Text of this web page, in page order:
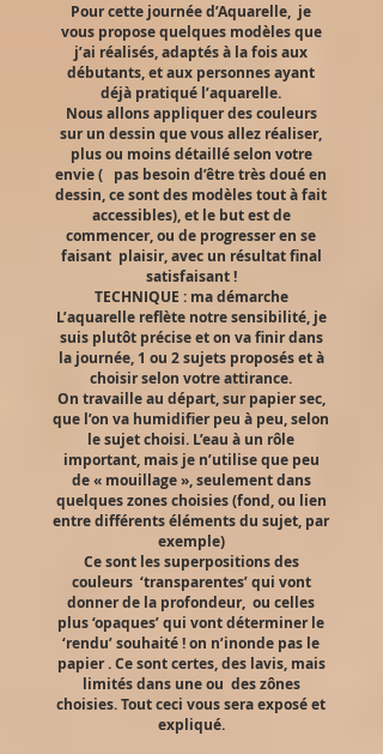
Pour cette journée d’Aquarelle, je
vous propose quelques modèles que
j’ai réalisés, adaptés à la fois aux
débutants, et aux personnes ayant
déjà pratiqué l’aquarelle.
Nous allons appliquer des couleurs
sur un dessin que vous allez réaliser,
plus ou moins détaillé selon votre
envie ( pas besoin d’être très doué en
dessin, ce sont des modèles tout à fait
accessibles), et le but est de
commencer, ou de progresser en se
faisant plaisir, avec un résultat final
satisfaisant !
TECHNIQUE : ma démarche
L’aquarelle reflète notre sensibilité, je
suis plutôt précise et on va finir dans
la journée, 1 ou 2 sujets proposés et à
choisir selon votre attirance.
On travaille au départ, sur papier sec,
que l’on va humidifier peu à peu, selon
le sujet choisi. L’eau à un rôle
important, mais je n’utilise que peu
de « mouillage », seulement dans
quelques zones choisies (fond, ou lien
entre différents éléments du sujet, par
exemple)
Ce sont les superpositions des
couleurs ‘transparentes’ qui vont
donner de la profondeur, ou celles
plus ‘opaques’ qui vont déterminer le
‘rendu’ souhaité ! on n’inonde pas le
papier . Ce sont certes, des lavis, mais
limités dans une ou des zônes
choisies. Tout ceci vous sera exposé et
expliqué.